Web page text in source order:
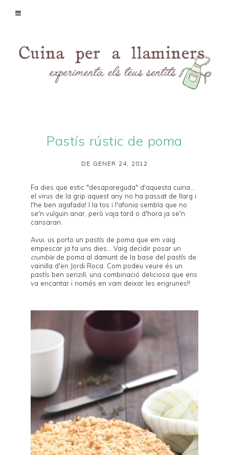
Pastís rústic de poma
DE GENER 24, 2012
Fa dies que estic "desapareguda" d'aquesta cuina...
el virus de la grip aquest any no ha passat de llarg i
l'he ben agafada! I la tos i l'afonia sembla que no
se'n vulguin anar, però vaja tard o d'hora ja se'n
cansaran.
Avui, us porto un pastís de poma que em vaig
empescar ja fa uns dies... Vaig decidir posar un
crumblede poma al damunt de la base del pastís de
vainilla d'en Jordi Roca . Com podeu veure és un
pastís ben senzill, una combinació deliciosa que ens
va encantar i només en vam deixar les engrunes!!